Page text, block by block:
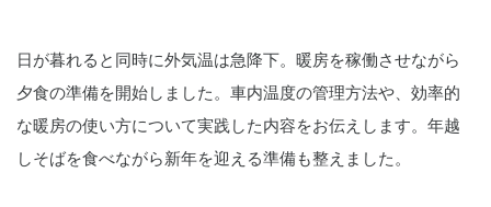
日が暮れると同時に外気温は急降下。暖房を稼働させながら
夕食の準備を開始しました。車内温度の管理方法や、効率的
な暖房の使い方について実践した内容をお伝えします。年越
しそばを食べながら新年を迎える準備も整えました。